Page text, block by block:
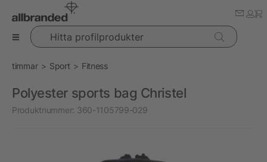
Hitta profilprodukter
timmar Sport Fitness
Polyester sports bag Christel
Produktnummer: 360-1105799-029